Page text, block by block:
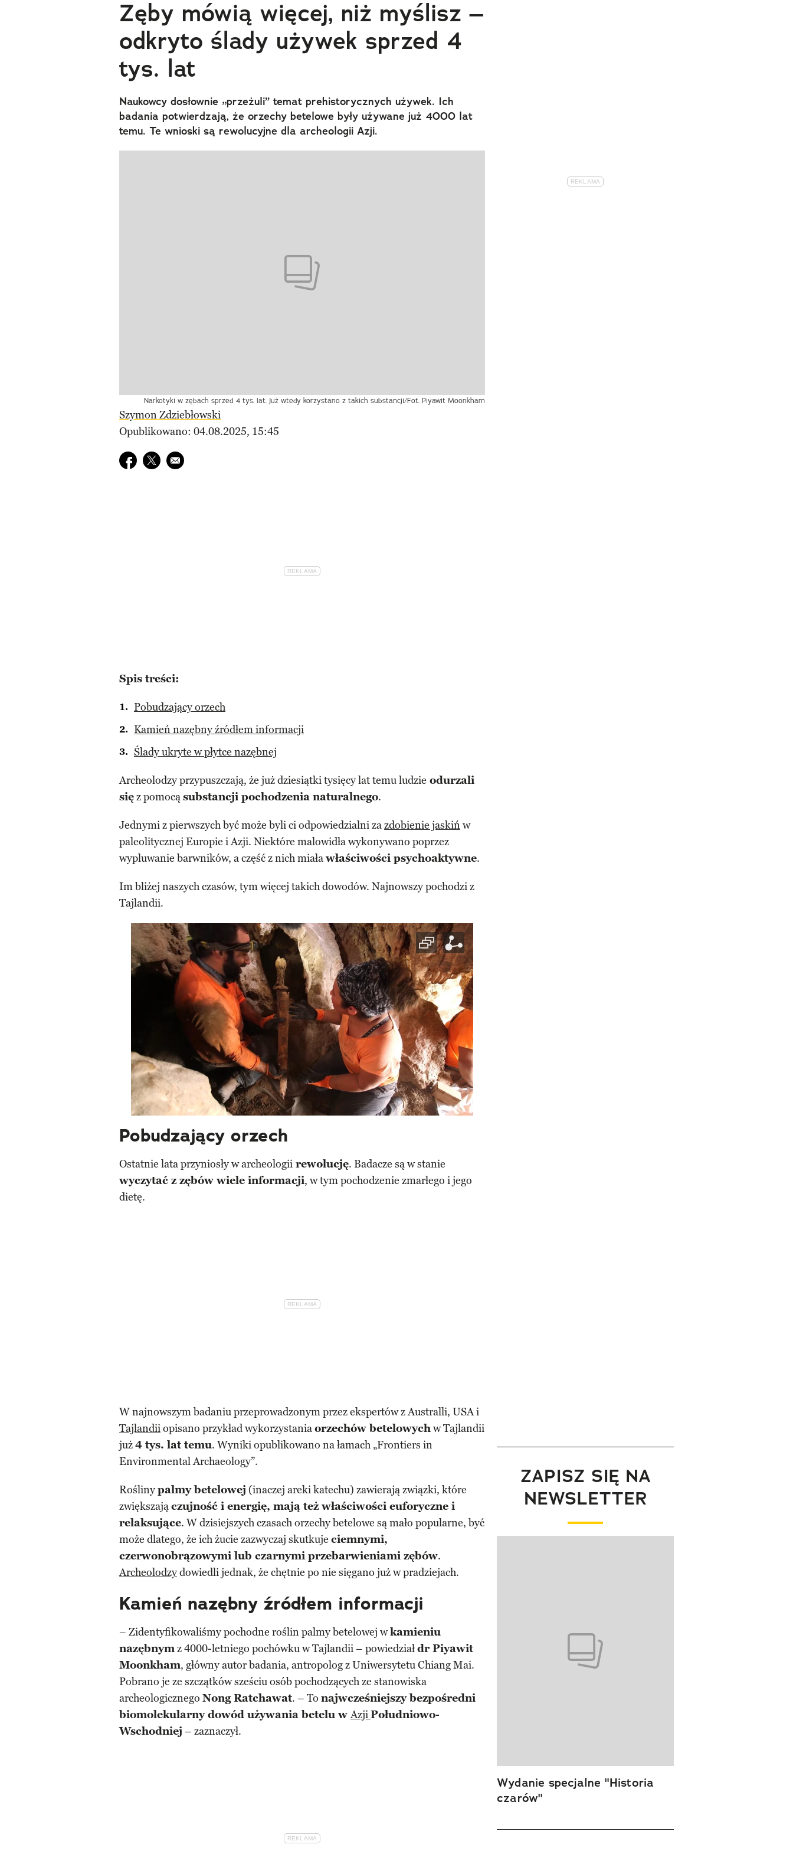
Zęby mówią więcej, niż myślisz –
odkryto ślady używek sprzed 4
tys. lat
Naukowcy dosłownie „przeżuli” temat prehistorycznych używek. Ich
badania potwierdzają, że orzechy betelowe były używane już 4000 lat
temu. Te wnioski są rewolucyjne dla archeologii Azji.
Narkotyki w zębach sprzed 4 tys. lat. Już wtedy korzystano z takich substancji/Fot. Piyawit Moonkham
Szymon Zdziebłowski
Opublikowano: 04.08.2025, 15:45
Udostępnij na facebook
Udostępnij na twitter
E-mail do przyjaciela
Spis treści:
Pobudzający orzech
Kamień nazębny źródłem informacji
Ślady ukryte w płytce nazębnej
Archeolodzy przypuszczają, że już dziesiątki tysięcy lat temu ludzie odurzali
sięz pomocąsubstancji pochodzenia naturalnego.
Jednymi z pierwszych być może byli ci odpowiedzialni zazdobienie jaskińw
paleolitycznej Europie i Azji. Niektóre malowidła wykonywano poprzez
wypluwanie barwników, a część z nich miaławłaściwości psychoaktywne.
Im bliżej naszych czasów, tym więcej takich dowodów. Najnowszy pochodzi z
Tajlandii.
Pobudzający orzech
Ostatnie lata przyniosły w archeologii rewolucję. Badacze są w stanie
wyczytać z zębów wiele informacji, w tym pochodzenie zmarłego i jego
dietę.
W najnowszym badaniu przeprowadzonym przez ekspertów z Australli, USA i
Tajlandiiopisano przykład wykorzystaniaorzechów betelowychw Tajlandii
już4 tys. lat temu. Wyniki opublikowano na łamach „Frontiers in
Environmental Archaeology”.
Roślinypalmy betelowej (inaczej areki katechu) zawierają związki, które
zwiększajączujność i energię, mają też właściwości euforyczne i
relaksujące. W dzisiejszych czasach orzechy betelowe są mało popularne, być
może dlatego, że ich żucie zazwyczaj skutkuje ciemnymi,
czerwonobrązowymi lub czarnymi przebarwieniami zębów.
Archeolodzydowiedli jednak, że chętnie po nie sięgano już w pradziejach.
Kamień nazębny źródłem informacji
– Zidentyfikowaliśmy pochodne roślin palmy betelowej wkamieniu
nazębnymz 4000-letniego pochówku w Tajlandii – powiedziałdr Piyawit
Moonkham, główny autor badania, antropolog z Uniwersytetu Chiang Mai.
Pobrano je ze szczątków sześciu osób pochodzących ze stanowiska
archeologicznego Nong Ratchawat. – To najwcześniejszy bezpośredni
biomolekularny dowód używania betelu wAzjiPołudniowo-
Wschodniej – zaznaczył.
ZAPISZ SIĘ NA
NEWSLETTER
Wydanie specjalne "Historia
czarów"